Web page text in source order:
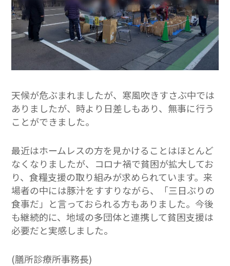
天候が危ぶまれましたが、寒風吹きすさぶ中では
ありましたが、時より日差しもあり、無事に行う
ことができました。
最近はホームレスの方を見かけることはほとんど
なくなりましたが、コロナ禍で貧困が拡大してお
り、食糧支援の取り組みが求められています。来
場者の中には豚汁をすすりながら、「三日ぶりの
食事だ」と言っておられる方もありました。今後
も継続的に、地域の多団体と連携して貧困支援は
必要だと実感しました。
(膳所診療所事務長)